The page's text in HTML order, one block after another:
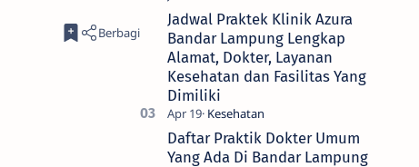
Jadwal Praktek Klinik Azura
Bandar Lampung Lengkap
Alamat, Dokter, Layanan
Kesehatan dan Fasilitas Yang
Dimiliki
Daftar Praktik Dokter Umum
Yang Ada Di Bandar Lampung